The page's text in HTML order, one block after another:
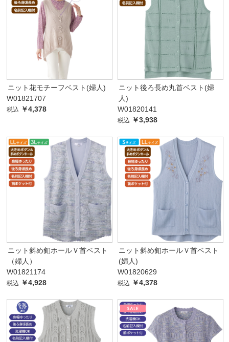
ニット花モチーフベスト(婦人)
W01821707
税込 ￥4,378
ニット後ろ長め丸首ベスト(婦
人)
W01820141
税込 ￥3,938
ニット斜め釦ホールＶ首ベスト
（婦人）
W01821174
税込 ￥4,928
ニット斜め釦ホールＶ首ベスト
(婦人)
W01820629
税込 ￥4,378